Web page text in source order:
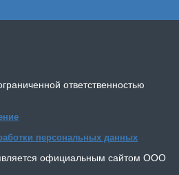
ответственностью
персональных данных
официальным сайтом ООО